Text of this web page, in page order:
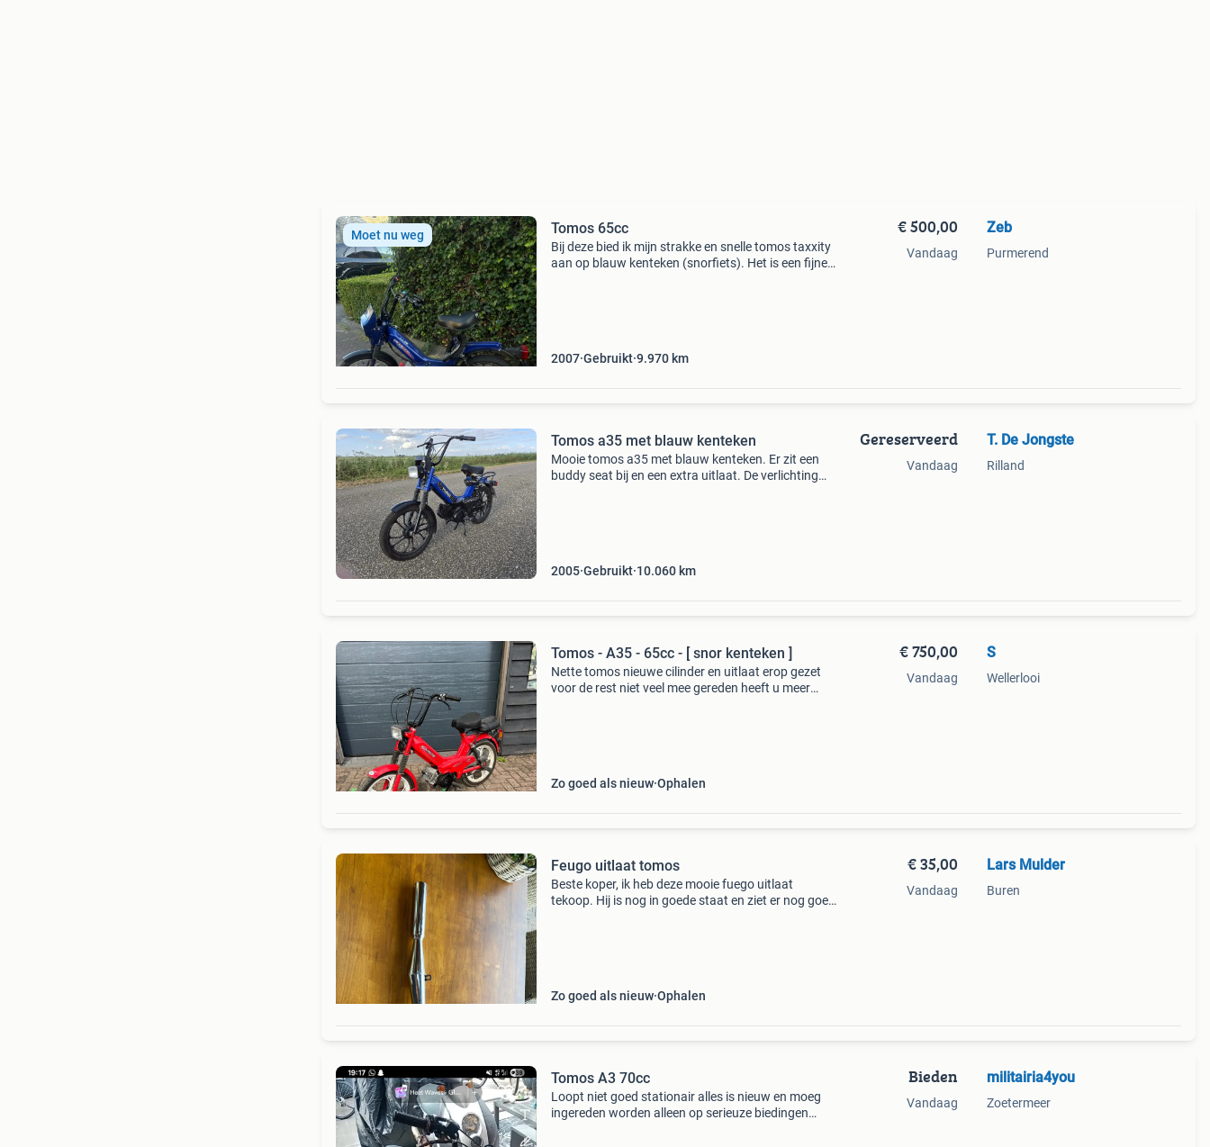
Moet nu weg Tomos 65cc
Bij deze bied ik mijn strakke en snelle tomos taxxity
aan op blauw kenteken (snorfiets). Het is een fijne,
2007 Gebruikt 9.970 km
€ 500,00
Vandaag
Zeb
Purmerend
Tomos a35 met blauw kenteken
Mooie tomos a35 met blauw kenteken. Er zit een
buddy seat bij en een extra uitlaat. De verlichting
2005 Gebruikt 10.060 km
Gereserveerd
Vandaag
T. De Jongste
Rilland
Tomos - A35 - 65cc - [ snor kenteken ]
Nette tomos nieuwe cilinder en uitlaat erop gezet
voor de rest niet veel mee gereden heeft u meer
Zo goed als nieuw Ophalen
€ 750,00
Vandaag
S
Wellerlooi
Feugo uitlaat tomos
Beste koper, ik heb deze mooie fuego uitlaat
tekoop. Hij is nog in goede staat en ziet er nog goed
Zo goed als nieuw Ophalen
€ 35,00
Vandaag
Lars Mulder
Buren
Tomos A3 70cc
Loopt niet goed stationair alles is nieuw en moeg
ingereden worden alleen op serieuze biedingen
Bieden
Vandaag
militairia4you
Zoetermeer